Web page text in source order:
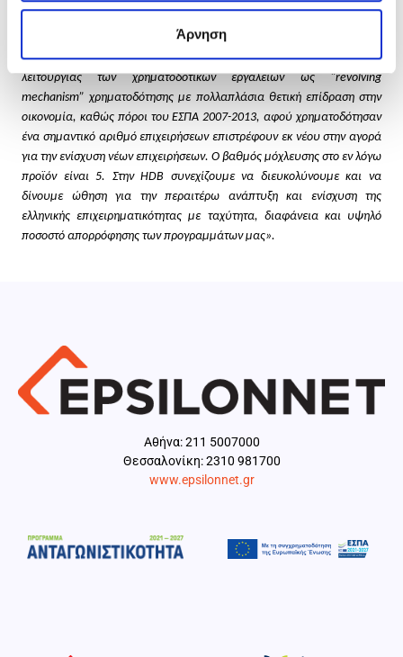
Άρνηση
προέρχονται από τις επιστροφές κεφαλαίων του Ταμείου
Επιχειρηματικότητας Ι (ΤΕΠΙΧ Ι). Αυτό αναδεικνύει τη σημασία της
λειτουργίας των χρηματοδοτικών εργαλείων ως “revolving
mechanism” χρηματοδότησης με πολλαπλάσια θετική επίδραση στην
οικονομία, καθώς πόροι του ΕΣΠΑ 2007-2013, αφού χρηματοδότησαν
ένα σημαντικό αριθμό επιχειρήσεων επιστρέφουν εκ νέου στην αγορά
για την ενίσχυση νέων επιχειρήσεων. Ο βαθμός μόχλευσης στο εν λόγω
προϊόν είναι 5. Στην HDB συνεχίζουμε να διευκολύνουμε και να
δίνουμε ώθηση για την περαιτέρω ανάπτυξη και ενίσχυση της
ελληνικής επιχειρηματικότητας με ταχύτητα, διαφάνεια και υψηλό
ποσοστό απορρόφησης των προγραμμάτων μας».
Aθήνα: 211 5007000
Θεσσαλονίκη: 2310 981700
www.epsilonnet.gr